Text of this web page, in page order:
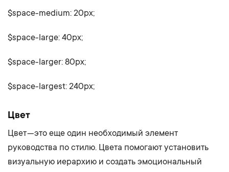
$space-medium: 20px;
$space-large: 40px;
$space-larger: 80px;
$space-largest: 240px;
Цвет
Цвет — это еще один необходимый элемент
руководства по стилю. Цвета помогают установить
визуальную иерархию и создать эмоциональный